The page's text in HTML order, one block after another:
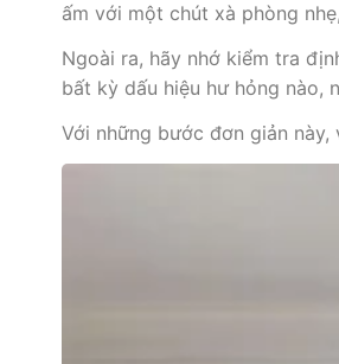
ấm với một chút xà phòng
Ngoài ra, hãy nhớ kiểm tra
bất kỳ dấu hiệu hư hỏng nào,
Với những bước đơn giản